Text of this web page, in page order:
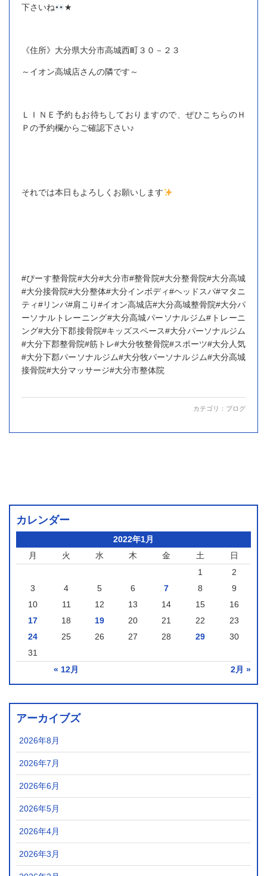
下さいね
★
《住所》大分県大分市高城西町３０－２３
～イオン高城店さんの隣です～
ＬＩＮＥ予約もお待ちしておりますので、ぜひこちらのＨ
Ｐの予約欄からご確認下さい♪
それでは本日もよろしくお願いします
#ぴーす整骨院#大分#大分市#整骨院#大分整骨院#大分高城
#大分接骨院#大分整体#大分インボディ#ヘッドスパ#マタニ
ティ#リンパ#肩こり#イオン高城店#大分高城整骨院#大分パ
ーソナルトレーニング#大分高城パーソナルジム#トレーニ
ング#大分下郡接骨院#キッズスペース#大分パーソナルジム
#大分下郡整骨院#筋トレ#大分牧整骨院#スポーツ#大分人気
#大分下郡パーソナルジム#大分牧パーソナルジム#大分高城
接骨院#大分マッサージ#大分市整体院
カテゴリ： ブログ
カレンダー
2022年1月
月
火 水 木 金 土 日
« 12月 2月 »
1
2
3
4 5 6 7 8
9
10
11 12 13 14 15
16
17
18 19 20 21 22
23
24
25 26 27 28 29
30
31
アーカイブズ
2026年8月
2026年7月
2026年6月
2026年5月
2026年4月
2026年3月